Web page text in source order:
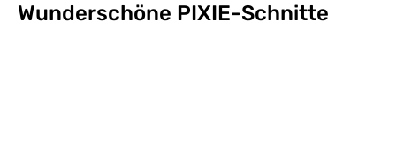
Wunderschöne PIXIE-Schnitte